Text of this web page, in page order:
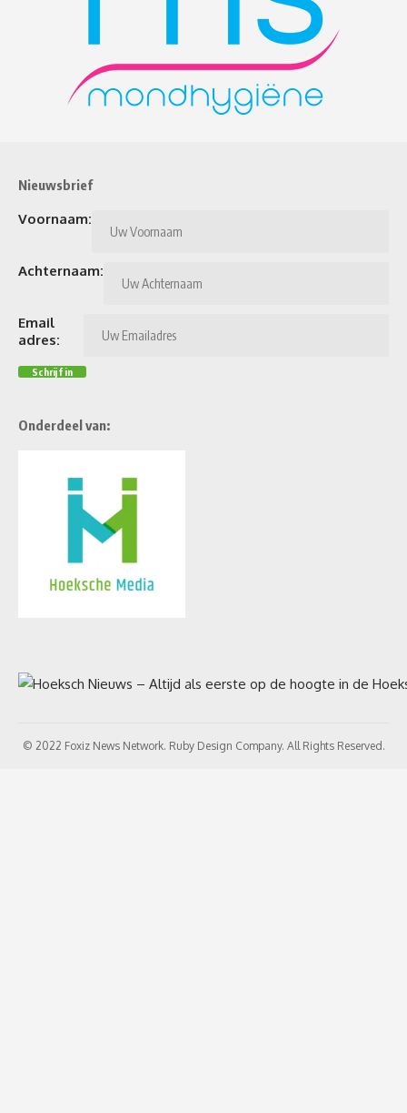
Nieuwsbrief
Voornaam:
Achternaam:
Email
adres:
Onderdeel van:
© 2022 Foxiz News Network. Ruby Design Company. All Rights Reserved.